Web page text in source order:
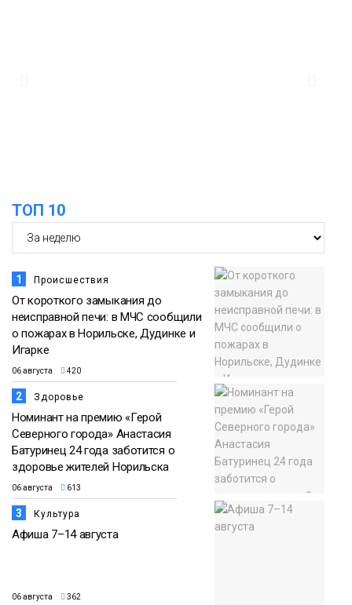
12:25
06 августа
Медиакомпании
списке городов, откуда приехали
норильчане
ТОП 10
1 Происшествия
От короткого замыкания до
неисправной печи: в МЧС сообщили
о пожарах в Норильске, Дудинке и
Игарке
06 августа 420
2 Здоровье
Номинант на премию «Герой
Северного города» Анастасия
Батуринец 24 года заботится о
здоровье жителей Норильска
06 августа 613
3 Культура
Афиша 7–14 августа
06 августа 362